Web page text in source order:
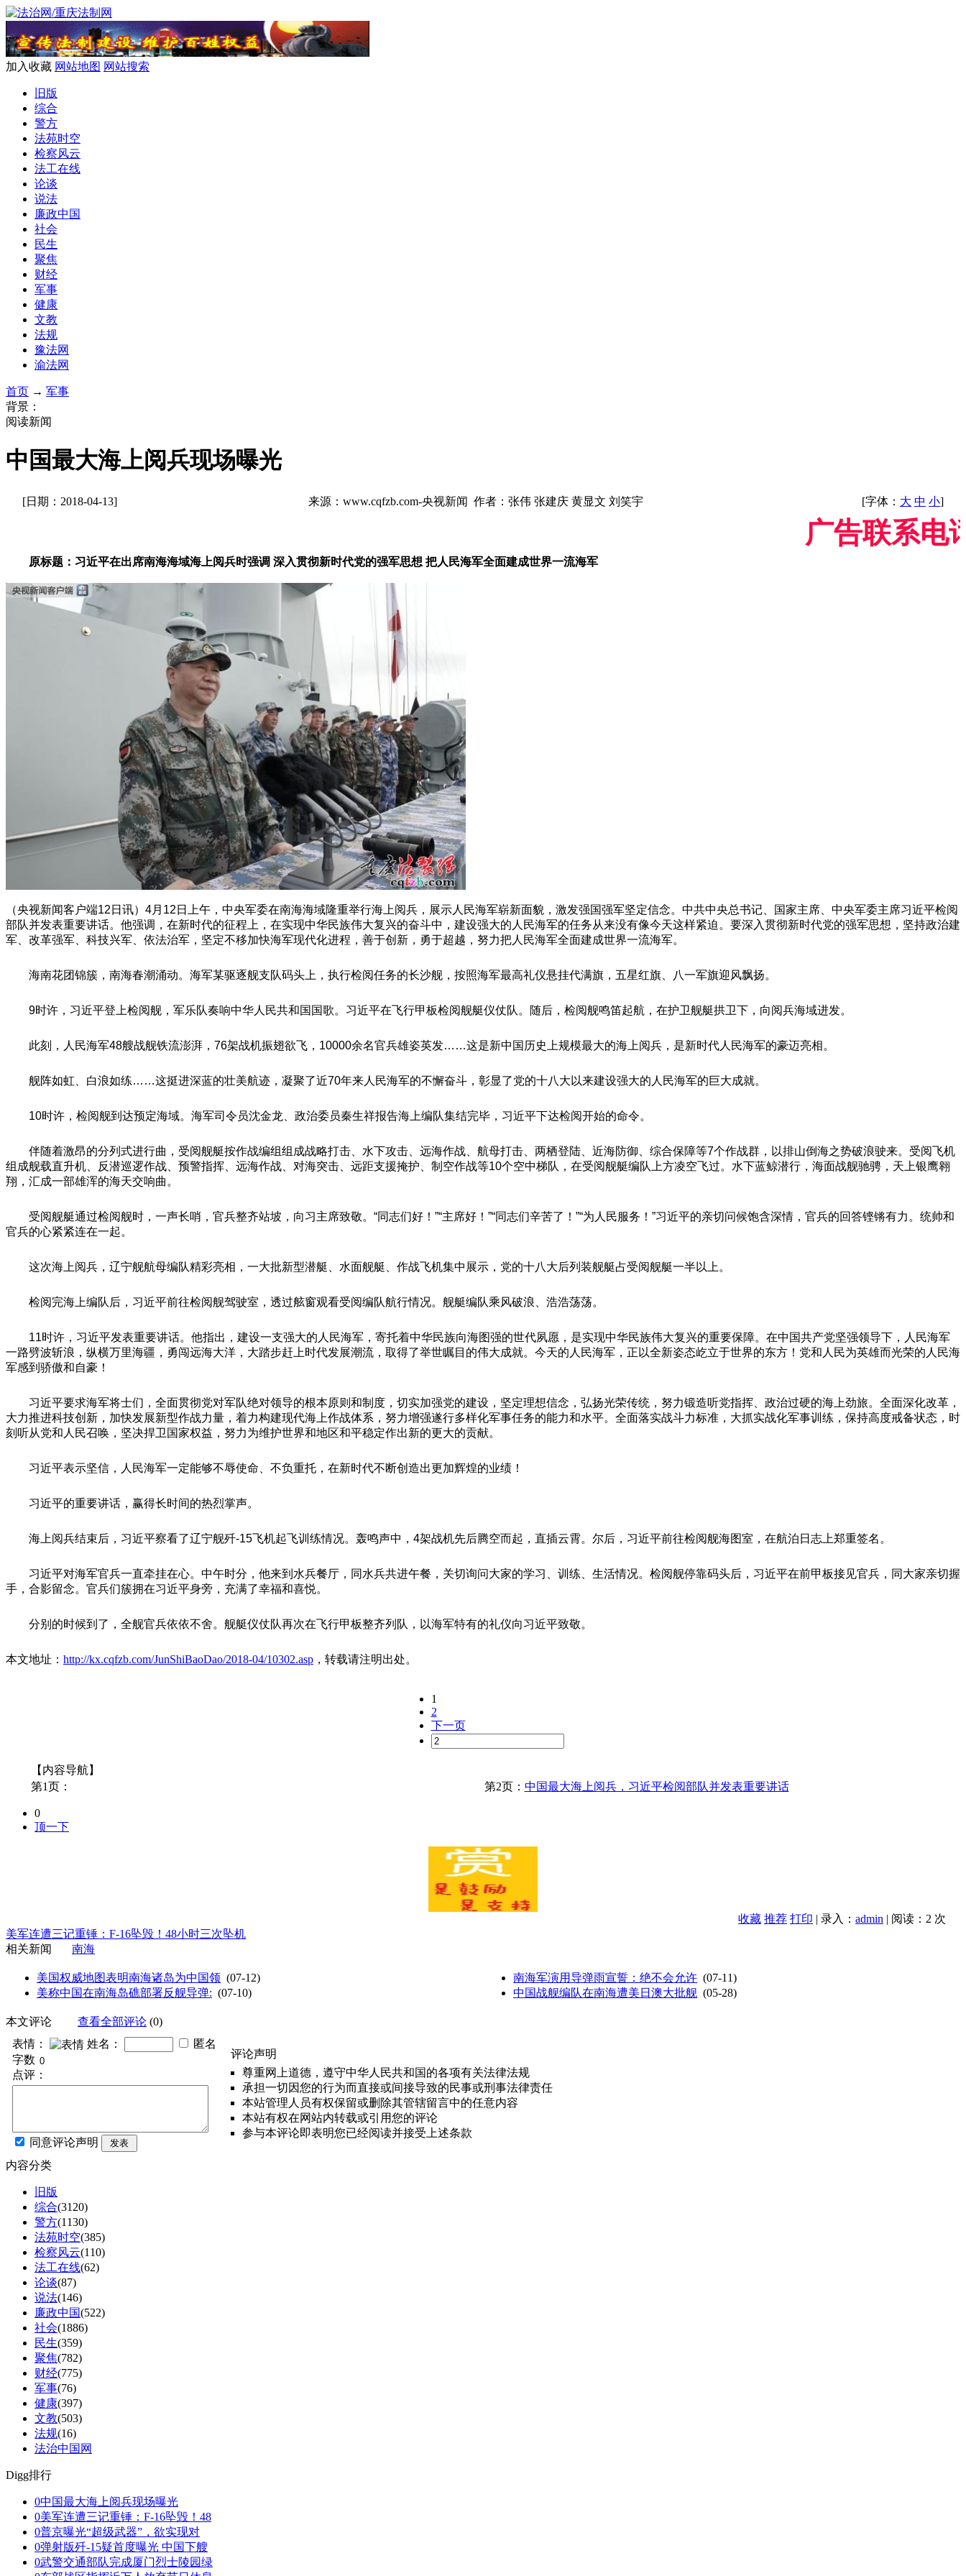
加入收藏 网站地图 网站搜索
旧版
综合
警方
法苑时空
检察风云
法工在线
论谈
说法
廉政中国
社会
民生
聚焦
财经
军事
健康
文教
法规
豫法网
渝法网
首页 → 军事
背景：
阅读新闻
中国最大海上阅兵现场曝光
[日期：2018-04-13] 来源：www.cqfzb.com-央视新闻 作者：张伟 张建庆 黄显文 刘笑宇 [字体： 大 中 小]
广告联系电
原标题：习近平在出席南海海域海上阅兵时强调 深入贯彻新时代党的强军思想 把人民海军全面建成世界一流海军
（央视新闻客户端12日讯）4月12日上午，中央军委在南海海域隆重举行海上阅兵，展示人民海军崭新面貌，激发强国强军坚定信念。中共中央总书记、国家主席、中央军委主席习近平检阅
部队并发表重要讲话。他强调，在新时代的征程上，在实现中华民族伟大复兴的奋斗中，建设强大的人民海军的任务从来没有像今天这样紧迫。要深入贯彻新时代党的强军思想，坚持政治建
军、改革强军、科技兴军、依法治军，坚定不移加快海军现代化进程，善于创新，勇于超越，努力把人民海军全面建成世界一流海军。
海南花团锦簇，南海春潮涌动。海军某驱逐舰支队码头上，执行检阅任务的长沙舰，按照海军最高礼仪悬挂代满旗，五星红旗、八一军旗迎风飘扬。
9时许，习近平登上检阅舰，军乐队奏响中华人民共和国国歌。习近平在飞行甲板检阅舰艇仪仗队。随后，检阅舰鸣笛起航，在护卫舰艇拱卫下，向阅兵海域进发。
此刻，人民海军48艘战舰铁流澎湃，76架战机振翅欲飞，10000余名官兵雄姿英发……这是新中国历史上规模最大的海上阅兵，是新时代人民海军的豪迈亮相。
舰阵如虹、白浪如练……这挺进深蓝的壮美航迹，凝聚了近70年来人民海军的不懈奋斗，彰显了党的十八大以来建设强大的人民海军的巨大成就。
10时许，检阅舰到达预定海域。海军司令员沈金龙、政治委员秦生祥报告海上编队集结完毕，习近平下达检阅开始的命令。
伴随着激昂的分列式进行曲，受阅舰艇按作战编组组成战略打击、水下攻击、远海作战、航母打击、两栖登陆、近海防御、综合保障等7个作战群，以排山倒海之势破浪驶来。受阅飞机
组成舰载直升机、反潜巡逻作战、预警指挥、远海作战、对海突击、远距支援掩护、制空作战等10个空中梯队，在受阅舰艇编队上方凌空飞过。水下蓝鲸潜行，海面战舰驰骋，天上银鹰翱
翔，汇成一部雄浑的海天交响曲。
受阅舰艇通过检阅舰时，一声长哨，官兵整齐站坡，向习主席致敬。“同志们好！”“主席好！”“同志们辛苦了！”“为人民服务！”习近平的亲切问候饱含深情，官兵的回答铿锵有力。统帅和
官兵的心紧紧连在一起。
这次海上阅兵，辽宁舰航母编队精彩亮相，一大批新型潜艇、水面舰艇、作战飞机集中展示，党的十八大后列装舰艇占受阅舰艇一半以上。
检阅完海上编队后，习近平前往检阅舰驾驶室，透过舷窗观看受阅编队航行情况。舰艇编队乘风破浪、浩浩荡荡。
11时许，习近平发表重要讲话。他指出，建设一支强大的人民海军，寄托着中华民族向海图强的世代夙愿，是实现中华民族伟大复兴的重要保障。在中国共产党坚强领导下，人民海军
一路劈波斩浪，纵横万里海疆，勇闯远海大洋，大踏步赶上时代发展潮流，取得了举世瞩目的伟大成就。今天的人民海军，正以全新姿态屹立于世界的东方！党和人民为英雄而光荣的人民海
军感到骄傲和自豪！
习近平要求海军将士们，全面贯彻党对军队绝对领导的根本原则和制度，切实加强党的建设，坚定理想信念，弘扬光荣传统，努力锻造听党指挥、政治过硬的海上劲旅。全面深化改革，
大力推进科技创新，加快发展新型作战力量，着力构建现代海上作战体系，努力增强遂行多样化军事任务的能力和水平。全面落实战斗力标准，大抓实战化军事训练，保持高度戒备状态，时
刻听从党和人民召唤，坚决捍卫国家权益，努力为维护世界和地区和平稳定作出新的更大的贡献。
习近平表示坚信，人民海军一定能够不辱使命、不负重托，在新时代不断创造出更加辉煌的业绩！
习近平的重要讲话，赢得长时间的热烈掌声。
海上阅兵结束后，习近平察看了辽宁舰歼-15飞机起飞训练情况。轰鸣声中，4架战机先后腾空而起，直插云霄。尔后，习近平前往检阅舰海图室，在航泊日志上郑重签名。
习近平对海军官兵一直牵挂在心。中午时分，他来到水兵餐厅，同水兵共进午餐，关切询问大家的学习、训练、生活情况。检阅舰停靠码头后，习近平在前甲板接见官兵，同大家亲切握
手，合影留念。官兵们簇拥在习近平身旁，充满了幸福和喜悦。
分别的时候到了，全舰官兵依依不舍。舰艇仪仗队再次在飞行甲板整齐列队，以海军特有的礼仪向习近平致敬。
本文地址： http://kx.cqfzb.com/JunShiBaoDao/2018-04/10302.asp ，转载请注明出处。
1
2
下一页
【内容导航】
第1页：
第2页： 中国最大海上阅兵，习近平检阅部队并发表重要讲话
0
顶一下
收藏 推荐 打印 | 录入： admin | 阅读：2 次
美军连遭三记重锤：F-16坠毁！48小时三次坠机
相关新闻
南海
美国权威地图表明南海诸岛为中国领 (07-12)
美称中国在南海岛礁部署反舰导弹: (07-10)
南海军演用导弹雨宣誓：绝不会允许 (07-11)
中国战舰编队在南海遭美日澳大批舰 (05-28)
本文评论 查看全部评论 (0)
表情：
姓名：
匿名
字数
点评：
同意评论声明 发表
评论声明
尊重网上道德，遵守中华人民共和国的各项有关法律法规
承担一切因您的行为而直接或间接导致的民事或刑事法律责任
本站管理人员有权保留或删除其管辖留言中的任意内容
本站有权在网站内转载或引用您的评论
参与本评论即表明您已经阅读并接受上述条款
内容分类
旧版
综合(3120)
警方(1130)
法苑时空(385)
检察风云(110)
法工在线(62)
论谈(87)
说法(146)
廉政中国(522)
社会(1886)
民生(359)
聚焦(782)
财经(775)
军事(76)
健康(397)
文教(503)
法规(16)
法治中国网
Digg排行
0中国最大海上阅兵现场曝光
0美军连遭三记重锤：F-16坠毁！48
0普京曝光“超级武器”，欲实现对
0弹射版歼-15疑首度曝光 中国下艘
0武警交通部队完成厦门烈士陵园绿